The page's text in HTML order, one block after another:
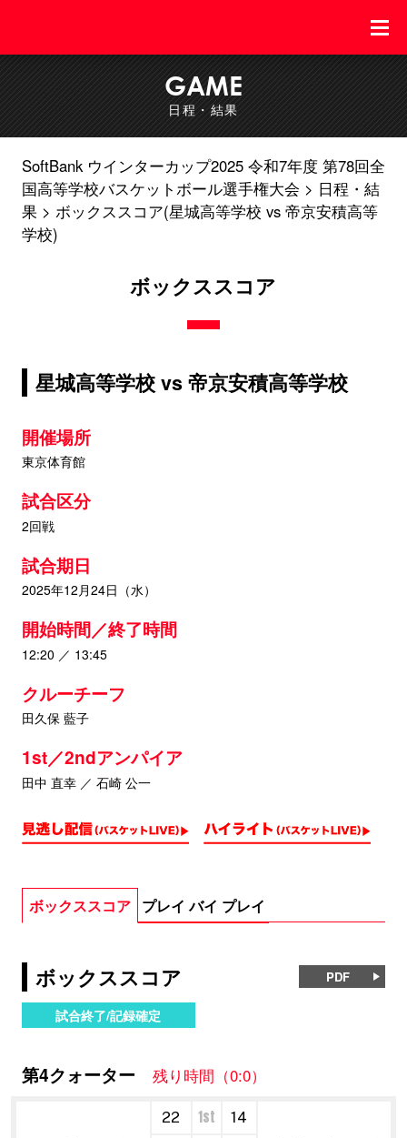
GAME
日程・結果
SoftBank ウインターカップ2025 令和7年度 第78回全
国高等学校バスケットボール選手権大会
日程・結
果
ボックススコア(星城高等学校 vs 帝京安積高等
学校)
ボックススコア
星城高等学校 vs 帝京安積高等学校
開催場所
東京体育館
試合区分
2回戦
試合期日
2025年12月24日（水）
開始時間／終了時間
12:20 ／ 13:45
クルーチーフ
田久保 藍子
1st／2ndアンパイア
田中 直幸 ／ 石崎 公一
ボックススコア プレイ バイ プレイ
ボックススコア PDF
試合終了/記録確定
第4クォーター 残り時間（0:0）
22 1st
14